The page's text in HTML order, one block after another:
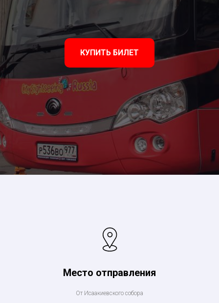
КУПИТЬ БИЛЕТ
Место отправления
От Исаакиевского собора